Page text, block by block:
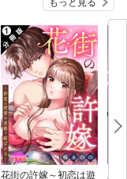
花街の許嫁～初恋は遊